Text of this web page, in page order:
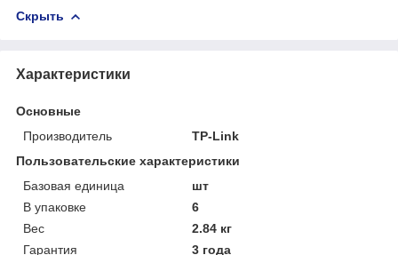
Скрыть
Характеристики
Основные
Производитель
TP-Link
Пользовательские характеристики
Базовая единица
шт
В упаковке
6
Вес
2.84 кг
Гарантия
3 года